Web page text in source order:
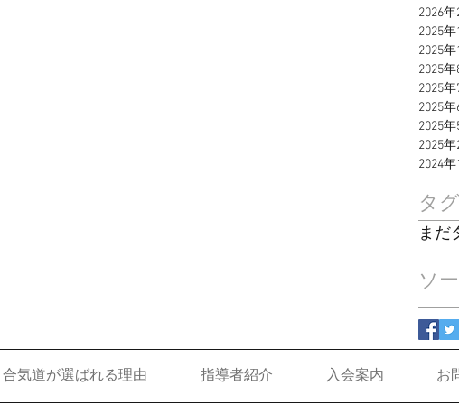
2026年
2025年
2025年
2025年
2025年
2025年
2025年
2025年
2024年
タ
まだ
ソ
合気道が選ばれる理由 指導者紹介 入会案内 お